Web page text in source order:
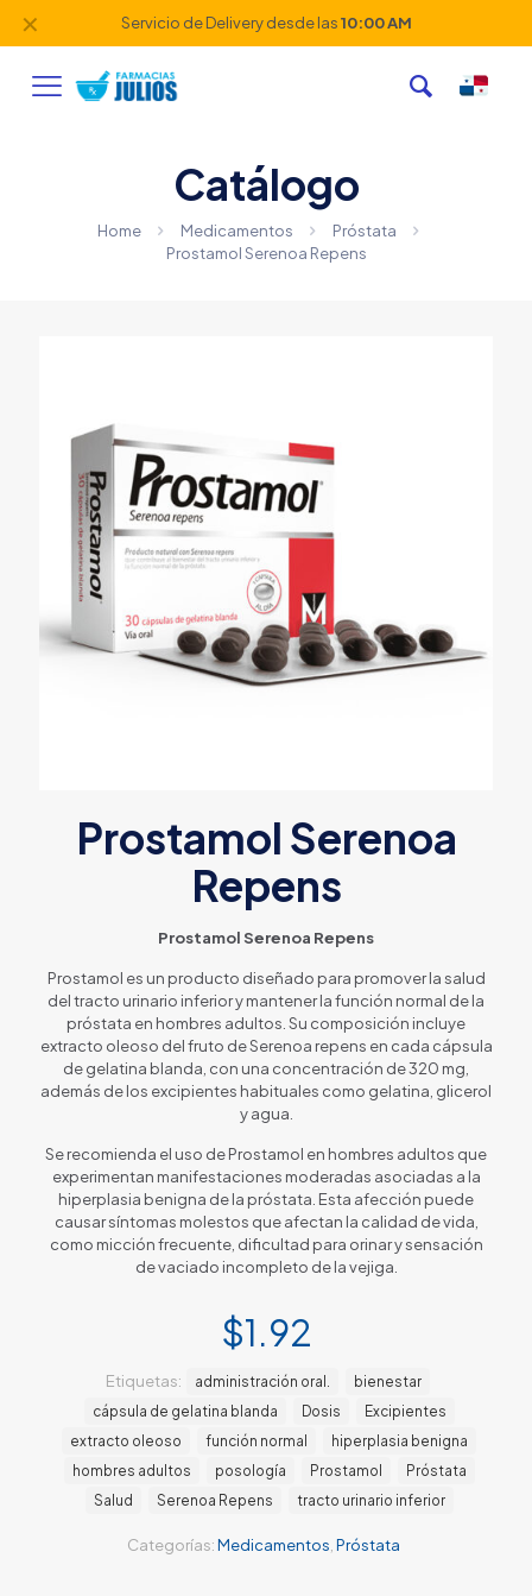
Servicio de Delivery desde las10:00 AM
✕
Catálogo
Home Medicamentos
Próstata
Prostamol Serenoa Repens
Prostamol Serenoa
Repens
Prostamol Serenoa Repens
Prostamol es un producto diseñado para promover la salud
del tracto urinario inferior y mantener la función normal de la
próstata en hombres adultos. Su composición incluye
extracto oleoso del fruto de Serenoa repens en cada cápsula
de gelatina blanda, con una concentración de 320 mg,
además de los excipientes habituales como gelatina, glicerol
y agua.
Se recomienda el uso de Prostamol en hombres adultos que
experimentan manifestaciones moderadas asociadas a la
hiperplasia benigna de la próstata. Esta afección puede
causar síntomas molestos que afectan la calidad de vida,
como micción frecuente, dificultad para orinar y sensación
de vaciado incompleto de la vejiga.
$1.92
Categorías:Medicamentos Próstata
Etiquetas: administración oral.
bienestar
cápsula de gelatina blanda
Dosis
Excipientes
extracto oleoso
función normal
hiperplasia benigna
hombres adultos
posología Prostamol
Próstata
Salud
Serenoa Repens tracto urinario inferior